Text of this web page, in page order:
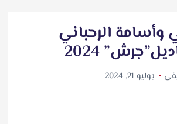
الرحباني
2024
يوليو 21, 2024